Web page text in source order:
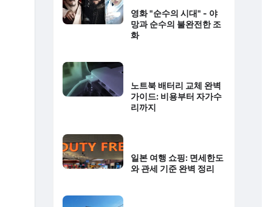
영화 "순수의 시대" - 야
망과 순수의 불완전한 조
화
노트북 배터리 교체 완벽
가이드: 비용부터 자가수
리까지
일본 여행 쇼핑: 면세한도
와 관세 기준 완벽 정리